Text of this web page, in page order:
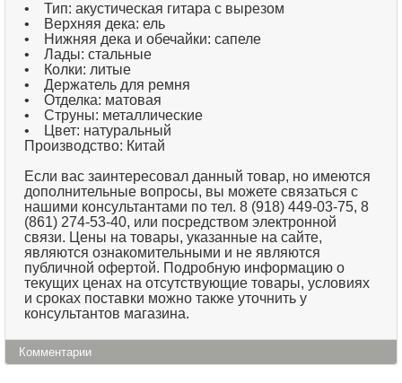
• Тип: акустическая гитара с вырезом
• Верхняя дека: ель
• Нижняя дека и обечайки: сапеле
• Лады: стальные
• Колки: литые
• Держатель для ремня
• Отделка: матовая
• Струны: металлические
• Цвет: натуральный
Производство: Китай
Если вас заинтересовал данный товар, но имеются
дополнительные вопросы, вы можете связаться с
нашими консультантами по тел. 8 (918) 449-03-75, 8
(861) 274-53-40, или посредством электронной
связи. Цены на товары, указанные на сайте,
являются ознакомительными и не являются
публичной офертой. Подробную информацию о
текущих ценах на отсутствующие товары, условиях
и сроках поставки можно также уточнить у
консультантов магазина.
Комментарии